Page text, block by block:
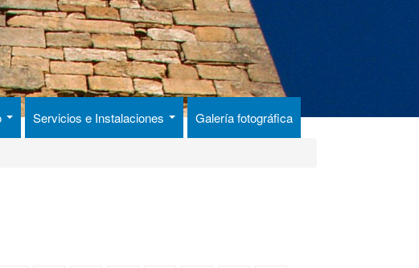
Servicios e Instalaciones Galería fotográfica